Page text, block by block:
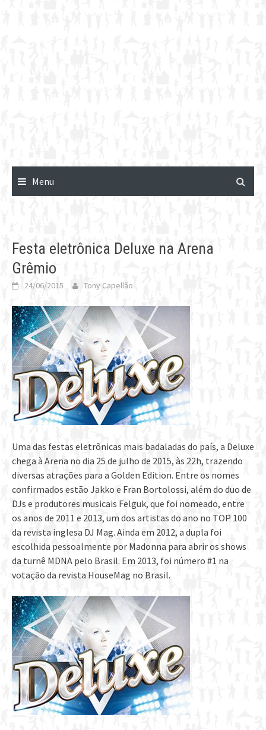
Menu
Festa eletrônica Deluxe na Arena
Grêmio
24/06/2015 Tony Capellão
Uma das festas eletrônicas mais badaladas do país, a Deluxe
chega à Arena no dia 25 de julho de 2015, às 22h, trazendo
diversas atrações para a Golden Edition. Entre os nomes
confirmados estão Jakko e Fran Bortolossi, além do duo de
DJs e produtores musicais Felguk, que foi nomeado, entre
os anos de 2011 e 2013, um dos artistas do ano no TOP 100
da revista inglesa DJ Mag. Ainda em 2012, a dupla foi
escolhida pessoalmente por Madonna para abrir os shows
da turnê MDNA pelo Brasil. Em 2013, foi número #1 na
votação da revista HouseMag no Brasil.